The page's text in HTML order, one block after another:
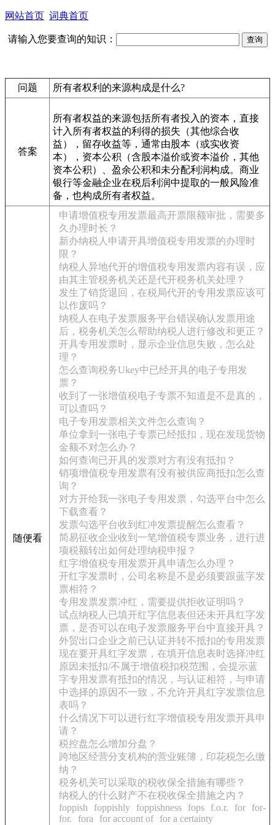
网站首页 词典首页
请输入您要查询的知识：
问题 所有者权利的来源构成是什么?
答案
所有者权益的来源包括所有者投入的资本，直接
计入所有者权益的利得的损失（其他综合收
益），留存收益等，通常由股本（或实收资
本），资本公积（含股本溢价或资本溢价，其他
资本公积）、盈余公积和未分配利润构成。商业
银行等金融企业在税后利润中提取的一般风险准
备，也构成所有者权益。
随便看
申请增值税专用发票最高开票限额审批，需要多
久办理时长？
新办纳税人申请开具增值税专用发票的办理时
限？
纳税人异地代开的增值税专用发票内容有误，应
由其主管税务机关还是代开税务机关处理？
发生了销货退回，在税局代开的专用发票应该可
以作废吗？
纳税人在电子发票服务平台错误确认发票用途
后，税务机关怎么帮助纳税人进行修改和更正？
开具专用发票时，显示企业信息失败，怎么处
理？
怎么查询税务Ukey中已经开具的电子专用发
票？
收到了一张增值税电子专票不知道是不是真的，
可以查吗？
电子专用发票相关文件怎么查询？
单位拿到一张电子专票已经抵扣，现在发现货物
金额不对怎么办？
如何查询已开具的发票对方有没有抵扣？
销项增值税专用发票有没有被供应商抵扣怎么查
询？
对方开给我一张电子专用发票，勾选平台中怎么
下载查看？
发票勾选平台收到红冲发票提醒怎么查看？
简易征收企业收到一笔增值税专票业务，进行进
项税额转出如何处理纳税申报？
红字增值税专用发票开具申请怎么办理？
开红字发票时，公司名称是不是必须要跟蓝字发
票相符？
专用发票发票冲红，需要提供拒收证明吗？
试点纳税人已填开红字信息表但还未开具红字发
票，是否可以在电子发票服务平台中直接开具？
外贸出口企业之前已认证并转不抵扣的专用发票
现在要开具红字发票，在填开信息表时选择冲红
原因未抵扣/不属于增值税扣税范围，会提示蓝
字专用发票有抵扣的情况，与认证相符，与申请
中选择的原因不一致，不允许开具红字发票信息
表吗？
什么情况下可以进行红字增值税专用发票开具申
请？
税控盘怎么增加分盘？
跨地区经营分支机构的营业账簿，印花税怎么缴
纳？
税务机关可以采取的税收保全措施有哪些？
纳税人的什么财产不在税收保全措施之内？
foppish
foppishly foppishness fops f.o.r. for
for-
for.
fora for account of
for a certainty